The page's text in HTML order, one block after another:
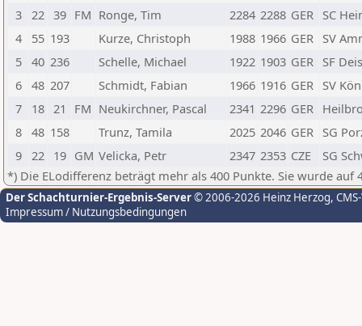
3
22 39 FM Ronge, Tim 2284 2288 GER SC
4
55 193 Kurze, Christoph 1988 1966 GER SV
5
40 236 Schelle, Michael 1922 1903 GER SF
6
48 207 Schmidt, Fabian 1966 1916 GER SV
7
18 21 FM Neukirchner, Pascal 2341 2296 GER
8
48 158 Trunz, Tamila 2025 2046 GER SG
9
22 19 GM Velicka, Petr 2347 2353 CZE
SG
*) Die ELodifferenz beträgt mehr als 400 Punkte. Sie wurde auf
Der Schachturnier-Ergebnis-Server© 2006-2026 Heinz Herzog,
Impressum / Nutzungsbedingungen